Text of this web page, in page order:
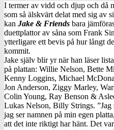
I termer av vidd och djup och då
som så älskvärt delat med sig av
kan Jake & Friends bara
duettplattor av såna som Frank
ytterligare ett bevis på hur långt
kommit.
Jake själv blir yr när han läser
på plattan: Willie Nelson, Bette
Kenny Loggins, Michael
Jon Anderson, Ziggy Marley,
Colin Young, Ray Benson &
Lukas Nelson, Billy Strings. ”Jag
jag ser namnen på min egen
att det inte riktigt har hänt. Det